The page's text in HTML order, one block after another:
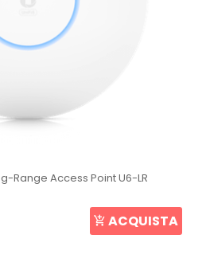
Range Access Point U6-LR
ACQUISTA